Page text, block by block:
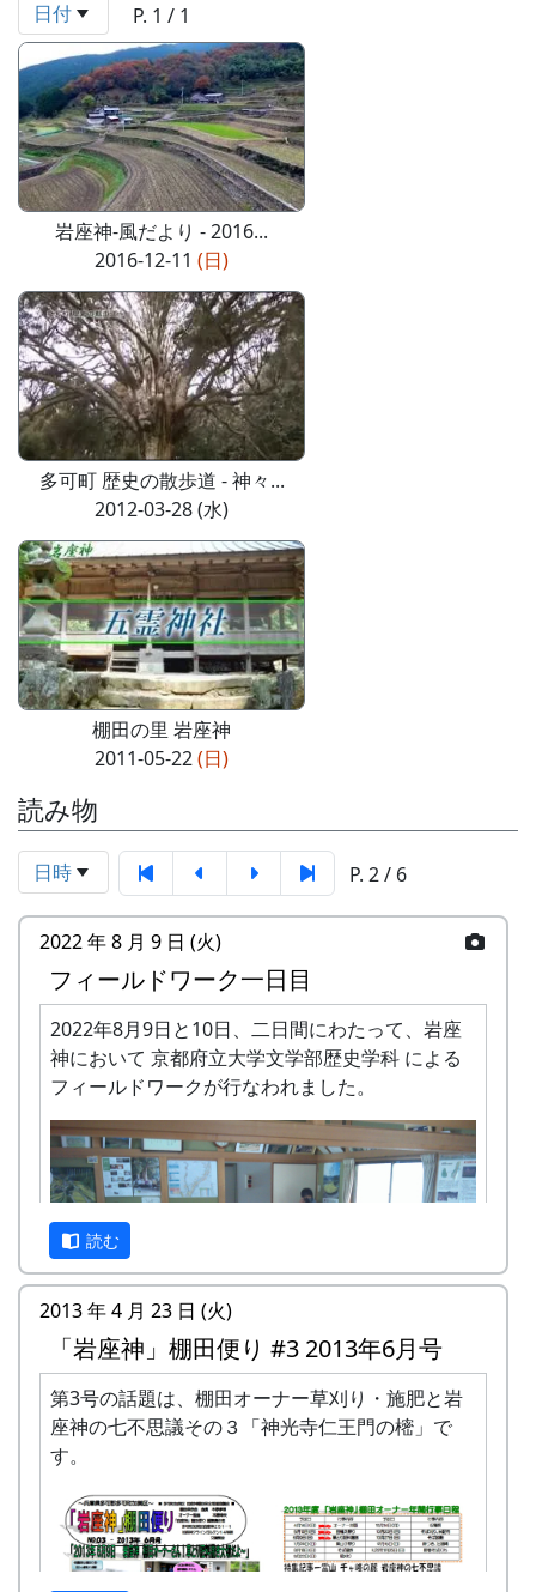
日付 P. 1 / 1
岩座神-風だより - 2016...
2016-12-11 (日)
多可町 歴史の散歩道 - 神々...
2012-03-28 (水)
棚田の里 岩座神
2011-05-22(日)
読み物
日時 P. 2 / 6
2022 年 8 月 9 日 (火)
フィールドワーク一日目
2022年8月9日と10日、二日間にわたって、岩座
神において 京都府立大学文学部歴史学科 による
フィールドワークが行なわれました。
京都府立大学文学部歴史学科のみなさん。総勢18
名だったかな。全員、フィールドワーク参加に先
立って、PCR検査をして陰性であることを確認さ
れたそうです。
読む
2013 年 4 月 23 日 (火)
「岩座神」棚田便り #3 2013年6月号
第3号の話題は、棚田オーナー草刈り・施肥と岩
座神の七不思議その３「神光寺仁王門の樒」で
す。